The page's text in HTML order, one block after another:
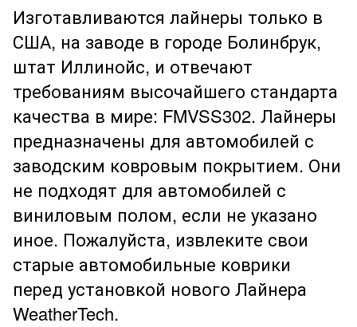
Изготавливаются лайнеры только в
США, на заводе в городе Болинбрук,
штат Иллинойс, и отвечают
требованиям высочайшего стандарта
качества в мире: FMVSS302. Лайнеры
предназначены для автомобилей с
заводским ковровым покрытием. Они
не подходят для автомобилей с
виниловым полом, если не указано
иное. Пожалуйста, извлеките свои
старые автомобильные коврики
перед установкой нового Лайнера
WeatherTech.